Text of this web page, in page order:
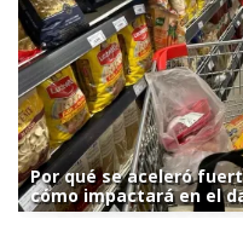
Por qué se aceleró
cómo impactará en el